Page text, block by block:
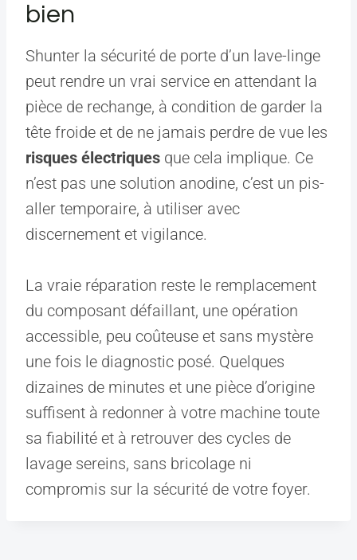
bien
Shunter la sécurité de porte d’un lave-linge
peut rendre un vrai service en attendant la
pièce de rechange, à condition de garder la
tête froide et de ne jamais perdre de vue les
risques électriques que cela implique. Ce
n’est pas une solution anodine, c’est un pis-
aller temporaire, à utiliser avec
discernement et vigilance.
La vraie réparation reste le remplacement
du composant défaillant, une opération
accessible, peu coûteuse et sans mystère
une fois le diagnostic posé. Quelques
dizaines de minutes et une pièce d’origine
suffisent à redonner à votre machine toute
sa fiabilité et à retrouver des cycles de
lavage sereins, sans bricolage ni
compromis sur la sécurité de votre foyer.